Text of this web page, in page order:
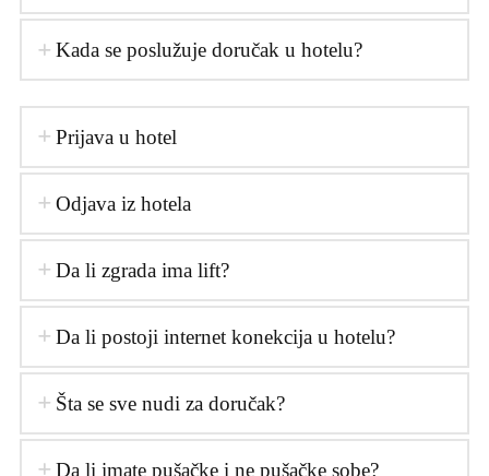
Kada se poslužuje doručak u hotelu?
Prijava u hotel
Odjava iz hotela
Da li zgrada ima lift?
Da li postoji internet konekcija u hotelu?
Šta se sve nudi za doručak?
Da li imate pušačke i ne pušačke sobe?